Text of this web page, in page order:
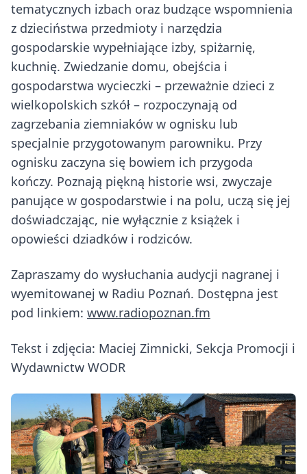
tematycznych izbach oraz budzące wspomnienia
z dzieciństwa przedmioty i narzędzia
gospodarskie wypełniające izby, spiżarnię,
kuchnię. Zwiedzanie domu, obejścia i
gospodarstwa wycieczki – przeważnie dzieci z
wielkopolskich szkół – rozpoczynają od
zagrzebania ziemniaków w ognisku lub
specjalnie przygotowanym parowniku. Przy
ognisku zaczyna się bowiem ich przygoda
kończy. Poznają piękną historie wsi, zwyczaje
panujące w gospodarstwie i na polu, uczą się jej
doświadczając, nie wyłącznie z książek i
opowieści dziadków i rodziców.
Zapraszamy do wysłuchania audycji nagranej i
wyemitowanej w Radiu Poznań. Dostępna jest
pod linkiem: www.radiopoznan.fm
Tekst i zdjęcia: Maciej Zimnicki, Sekcja Promocji i
Wydawnictw WODR